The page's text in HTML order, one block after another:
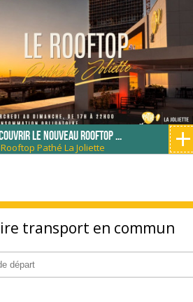
le nouveau Rooftop ...
Pathé La Joliette +
transport en commun